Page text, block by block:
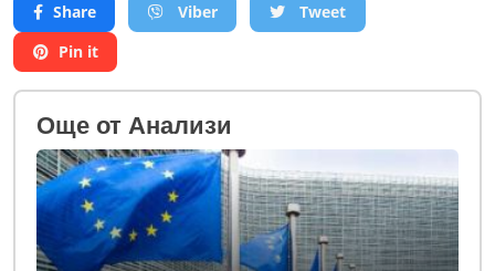
Share Viber
Tweet
Pin it
Oще от Анализи